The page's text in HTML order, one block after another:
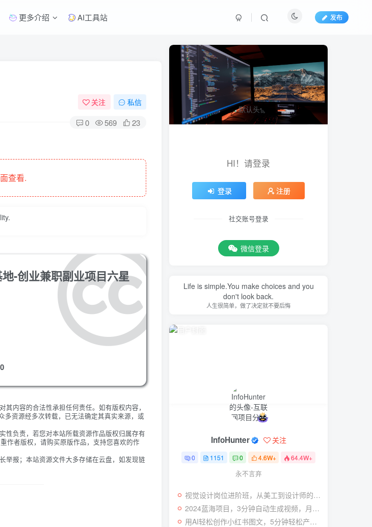
更多介绍 AI工具站 发布
关注 私信
0 569 23
查看.
-创业兼职副业项目六星
内容的合法性承担任何责任。如有版权内容，
资源经多次转载，已无法确定其真实来源，或
性负责，若您对本站所载资源作品版权归属存有
作者版权，请购买原版作品，支持您喜欢的作
举报；本站资源文件大多存储在云盘，如发现链
HI！请登录
登录 注册
社交账号登录
微信登录
Life is simple.You make choices and you
don't look back.
人生很简单，做了决定就不要后悔
InfoHunter 关注
0 1151 0 4.6W+ 64.4W+
永不言弃
视觉设计岗位进阶班，从美工到设计师的蜕变（4节视频课程）
2024蓝海项目，3分钟自动生成视频，月入过万
用AI轻松创作小红书图文，5分钟轻松产出300条小红书爆款笔记！